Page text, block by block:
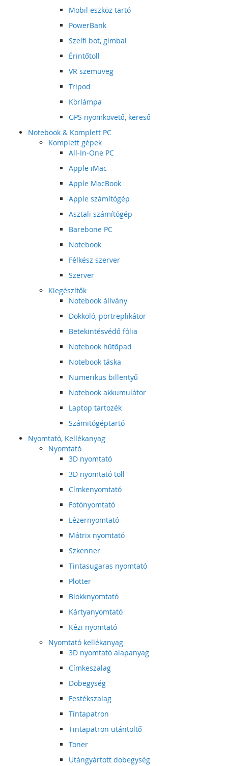
Mobil eszköz tartó
PowerBank
Szelfi bot, gimbal
Érintőtoll
VR szemüveg
Tripod
Körlámpa
GPS nyomkövető, kereső
Notebook & Komplett PC
Komplett gépek
All-In-One PC
Apple iMac
Apple MacBook
Apple számítógép
Asztali számítógép
Barebone PC
Notebook
Félkész szerver
Szerver
Kiegészítők
Notebook állvány
Dokkoló, portreplikátor
Betekintésvédő fólia
Notebook hűtőpad
Notebook táska
Numerikus billentyű
Notebook akkumulátor
Laptop tartozék
Számitógéptartó
Nyomtató, Kellékanyag
Nyomtató
3D nyomtató
3D nyomtató toll
Címkenyomtató
Fotónyomtató
Lézernyomtató
Mátrix nyomtató
Szkenner
Tintasugaras nyomtató
Plotter
Blokknyomtató
Kártyanyomtató
Kézi nyomtató
Nyomtató kellékanyag
3D nyomtató alapanyag
Címkeszalag
Dobegység
Festékszalag
Tintapatron
Tintapatron utántöltő
Toner
Utángyártott dobegység